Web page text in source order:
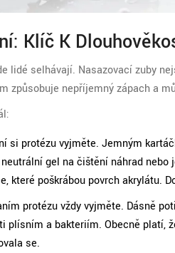
Klíč K
lidé selhávají. Nasazovací zuby
způsobuje nepříjemný zápach a
si protézu vyjměte. Jemným
gel na čištění náhrad nebo
které poškrábou povrch akrylátu.
protézu vždy vyjměte. Dásně
plísním a bakteriím. Obecně platí,
se.